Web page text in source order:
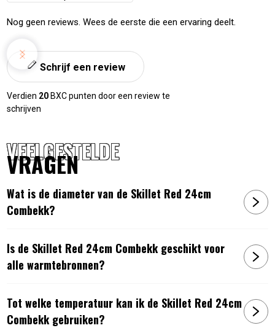
modellen kleiner dan 31 cm.
Artikelnummer: 8720254443997
Nog geen reviews. Wees de eerste die een ervaring deelt.
Schrijf een review
Verdien 20 BXC punten door een review te
schrijven
VEELGESTELDE
VRAGEN
Wat is de diameter van de Skillet Red 24cm
Combekk?
Is de Skillet Red 24cm Combekk geschikt voor
alle warmtebronnen?
Tot welke temperatuur kan ik de Skillet Red 24cm
Combekk gebruiken?